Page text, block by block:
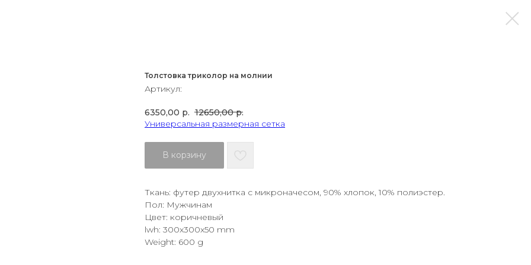
Толстовка триколор на молнии
Артикул:
6350,00 р. 12650,00 р.
Универсальная размерная сетка
В корзину
Ткань: футер двухнитка с микроначесом, 90% хлопок, 10% полиэстер.
Пол: Мужчинам
Цвет: коричневый
lwh: 300x300x50 mm
Weight: 600 g